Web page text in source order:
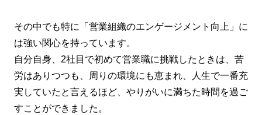
その中でも特に「営業組織のエンゲージメント向上」に
は強い関心を持っています。
自分自身、 2社目で初めて営業職に挑戦したときは、苦
労はありつつも、周りの環境にも恵まれ、人生で一番充
実していたと言えるほど、やりがいに満ちた時間を過ご
すことができました。